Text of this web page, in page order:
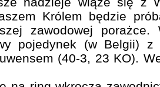
Królem będzie
zawodowej
pojedynek (w Belgii) z
(40-3, 23 KO).